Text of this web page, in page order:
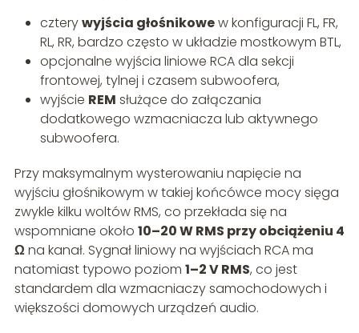
czterywyjścia głośnikowew konfiguracji FL, FR,
RL, RR, bardzo często w układzie mostkowym BTL,
opcjonalne wyjścia liniowe RCA dla sekcji
frontowej, tylnej i czasem subwoofera,
wyjście REM służące do załączania
dodatkowego wzmacniacza lub aktywnego
subwoofera.
Przy maksymalnym wysterowaniu napięcie na
wyjściu głośnikowym w takiej końcówce mocy sięga
zwykle kilku woltów RMS, co przekłada się na
wspomniane około 10–20 W RMS przy obciążeniu 4
Ωna kanał. Sygnał liniowy na wyjściach RCA ma
natomiast typowo poziom 1–2 V RMS, co jest
standardem dla wzmacniaczy samochodowych i
większości domowych urządzeń audio.